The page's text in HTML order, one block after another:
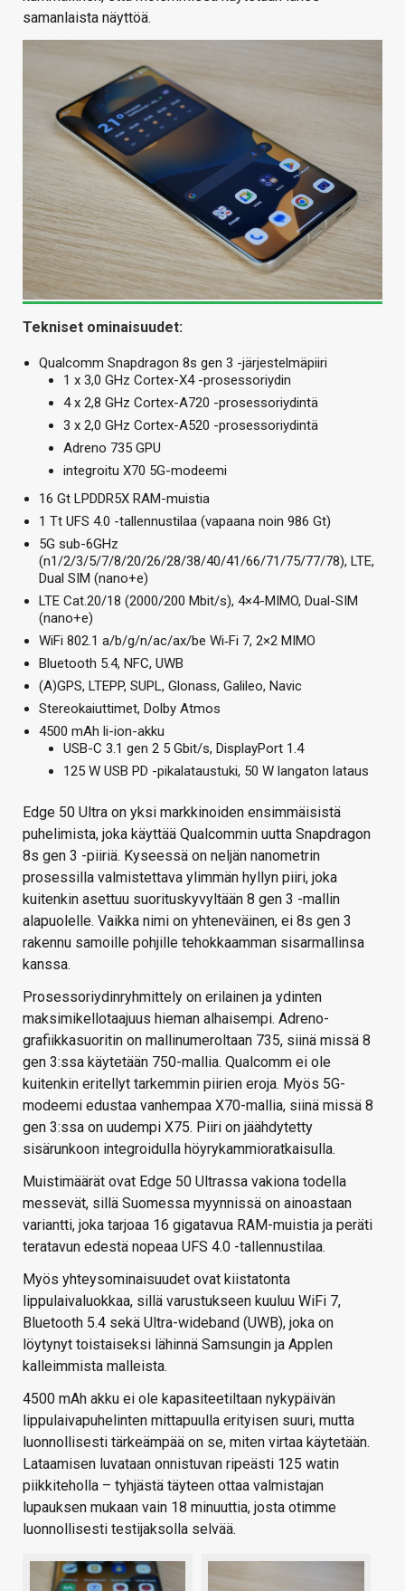
samanlaista näyttöä.
Tekniset ominaisuudet:
Qualcomm Snapdragon 8s gen 3 -järjestelmäpiiri
1 x 3,0 GHz Cortex-X4 -prosessoriydin
4 x 2,8 GHz Cortex-A720 -prosessoriydintä
3 x 2,0 GHz Cortex-A520 -prosessoriydintä
Adreno 735 GPU
integroitu X70 5G-modeemi
16 Gt LPDDR5X RAM-muistia
1 Tt UFS 4.0 -tallennustilaa (vapaana noin 986 Gt)
5G sub-6GHz
(n1/2/3/5/7/8/20/26/28/38/40/41/66/71/75/77/78), LTE,
Dual SIM (nano+e)
LTE Cat.20/18 (2000/200 Mbit/s), 4×4-MIMO, Dual-SIM
(nano+e)
WiFi 802.1 a/b/g/n/ac/ax/be Wi‑Fi 7, 2×2 MIMO
Bluetooth 5.4, NFC, UWB
(A)GPS, LTEPP, SUPL, Glonass, Galileo, Navic
Stereokaiuttimet, Dolby Atmos
4500 mAh li-ion-akku
USB-C 3.1 gen 2 5 Gbit/s, DisplayPort 1.4
125 W USB PD -pikalataustuki, 50 W langaton lataus
Edge 50 Ultra on yksi markkinoiden ensimmäisistä
puhelimista, joka käyttää Qualcommin uutta Snapdragon
8s gen 3 -piiriä. Kyseessä on neljän nanometrin
prosessilla valmistettava ylimmän hyllyn piiri, joka
kuitenkin asettuu suorituskyvyltään 8 gen 3 -mallin
alapuolelle. Vaikka nimi on yhteneväinen, ei 8s gen 3
rakennu samoille pohjille tehokkaamman sisarmallinsa
kanssa.
Prosessoriydinryhmittely on erilainen ja ydinten
maksimikellotaajuus hieman alhaisempi. Adreno-
grafiikkasuoritin on mallinumeroltaan 735, siinä missä 8
gen 3:ssa käytetään 750-mallia. Qualcomm ei ole
kuitenkin eritellyt tarkemmin piirien eroja. Myös 5G-
modeemi edustaa vanhempaa X70-mallia, siinä missä 8
gen 3:ssa on uudempi X75. Piiri on jäähdytetty
sisärunkoon integroidulla höyrykammioratkaisulla.
Muistimäärät ovat Edge 50 Ultrassa vakiona todella
messevät, sillä Suomessa myynnissä on ainoastaan
variantti, joka tarjoaa 16 gigatavua RAM-muistia ja peräti
teratavun edestä nopeaa UFS 4.0 -tallennustilaa.
Myös yhteysominaisuudet ovat kiistatonta
lippulaivaluokkaa, sillä varustukseen kuuluu WiFi 7,
Bluetooth 5.4 sekä Ultra-wideband (UWB), joka on
löytynyt toistaiseksi lähinnä Samsungin ja Applen
kalleimmista malleista.
4500 mAh akku ei ole kapasiteetiltaan nykypäivän
lippulaivapuhelinten mittapuulla erityisen suuri, mutta
luonnollisesti tärkeämpää on se, miten virtaa käytetään.
Lataamisen luvataan onnistuvan ripeästi 125 watin
piikkiteholla – tyhjästä täyteen ottaa valmistajan
lupauksen mukaan vain 18 minuuttia, josta otimme
luonnollisesti testijaksolla selvää.